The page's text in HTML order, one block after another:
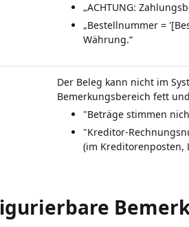
„ACHTUNG:
„Bestellnummer =
Währung.“
Der Beleg kann nicht im
Bemerkungsbereich fett
"Beträge stimmen
"Kreditor-
(im Kreditorenposten,